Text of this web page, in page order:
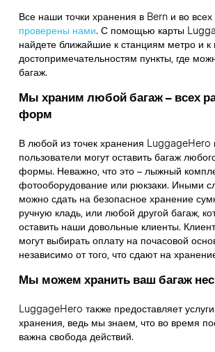
Все наши точки хранения в Bern и во всех
проверены нами. С помощью карты
найдете ближайшие к станциям метро и
достопримечательностям пункты, где
багаж.
Мы храним любой багаж – всех
форм
В любой из точек хранения LuggageHero
пользователи могут оставить багаж
формы. Неважно, что это – лыжный
фотооборудование или рюкзаки. Иными
можно сдать на безопасное хранение
ручную кладь, или любой другой багаж,
оставить наши довольные клиенты.
могут выбирать оплату на почасовой
независимо от того, что сдают на
Мы можем хранить ваш багаж
LuggageHero также предоставляет
хранения, ведь мы знаем, что во время
важна свобода действий.